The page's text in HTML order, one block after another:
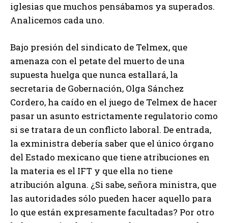
iglesias que muchos pensábamos ya superados.
Analicemos cada uno.
Bajo presión del sindicato de Telmex, que
amenaza con el petate del muerto de una
supuesta huelga que nunca estallará, la
secretaria de Gobernación, Olga Sánchez
Cordero, ha caído en el juego de Telmex de hacer
pasar un asunto estrictamente regulatorio como
si se tratara de un conflicto laboral. De entrada,
la exministra debería saber que el único órgano
del Estado mexicano que tiene atribuciones en
la materia es el IFT y que ella no tiene
atribución alguna. ¿Si sabe, señora ministra, que
las autoridades sólo pueden hacer aquello para
lo que están expresamente facultadas? Por otro